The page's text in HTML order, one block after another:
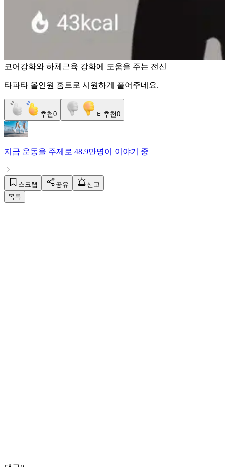
코어강화와 하체근육 강화에 도움을 주는 전신
타파타 올인원 홈트로 시원하게 풀어주네요.
추천0 비추천0
지금 운동을 주제로 48.9만명이 이야기 중
스크랩 공유
신고
목록